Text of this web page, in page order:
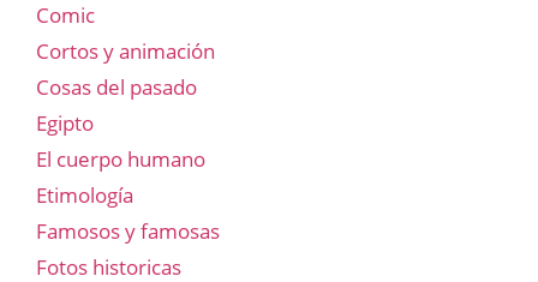
Comic
Cortos y animación
Cosas del pasado
Egipto
El cuerpo humano
Etimología
Famosos y famosas
Fotos historicas